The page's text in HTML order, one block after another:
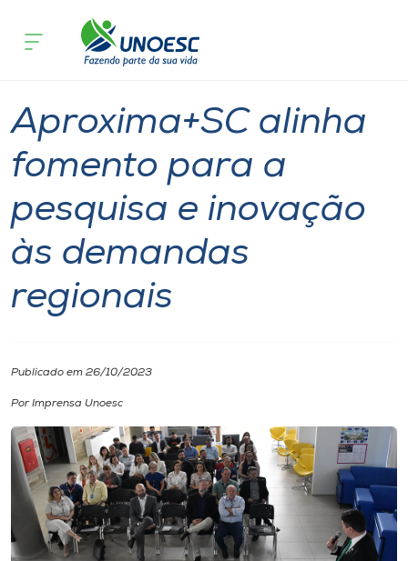
Cursos
Pesquisa
Atendimento ao Estudante
Portal de Ensino
Internacionalização
I.nova
Diplomados
Cultura
acontece
Inovação
Aproxima+SC alinha
fomento para a
pesquisa e inovação
às demandas
regionais
Publicado em 26/10/2023
Por Imprensa Unoesc